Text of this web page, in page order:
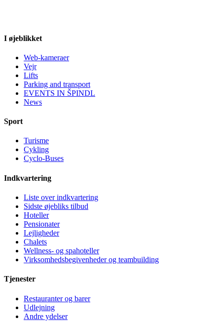
I øjeblikket
Web-kameraer
Vejr
Lifts
Parking and transport
EVENTS IN ŠPINDL
News
Sport
Turisme
Cykling
Cyclo-Buses
Indkvartering
Liste over indkvartering
Sidste øjebliks tilbud
Hoteller
Pensionater
Lejligheder
Chalets
Wellness- og spahoteller
Virksomhedsbegivenheder og teambuilding
Tjenester
Restauranter og barer
Udlejning
Andre ydelser